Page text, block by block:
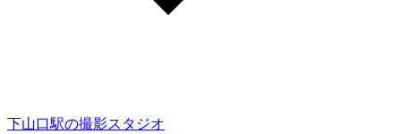
下山口駅の撮影スタジオ